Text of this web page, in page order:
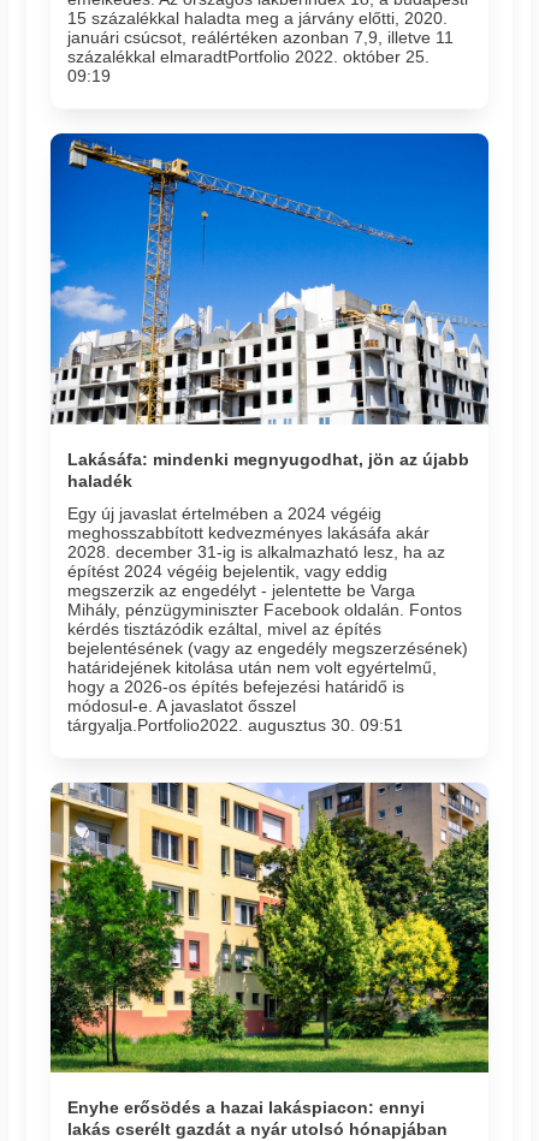
15 százalékkal haladta meg a járvány előtti, 2020.
januári csúcsot, reálértéken azonban 7,9, illetve 11
százalékkal elmaradtPortfolio 2022. október 25.
09:19
Lakásáfa: mindenki megnyugodhat, jön az újabb
haladék
Egy új javaslat értelmében a 2024 végéig
meghosszabbított kedvezményes lakásáfa akár
2028. december 31-ig is alkalmazható lesz, ha az
építést 2024 végéig bejelentik, vagy eddig
megszerzik az engedélyt - jelentette be Varga
Mihály, pénzügyminiszter Facebook oldalán. Fontos
kérdés tisztázódik ezáltal, mivel az építés
bejelentésének (vagy az engedély megszerzésének)
határidejének kitolása után nem volt egyértelmű,
hogy a 2026-os építés befejezési határidő is
módosul-e. A javaslatot ősszel
tárgyalja.Portfolio2022. augusztus 30. 09:51
Enyhe erősödés a hazai lakáspiacon: ennyi
lakás cserélt gazdát a nyár utolsó hónapjában